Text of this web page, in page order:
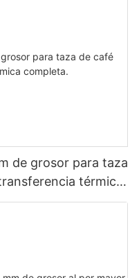
de grosor para taza
térmica